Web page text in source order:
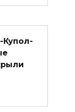
Купол-